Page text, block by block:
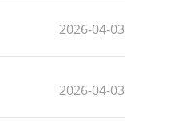
2026-04-03
2026-04-03